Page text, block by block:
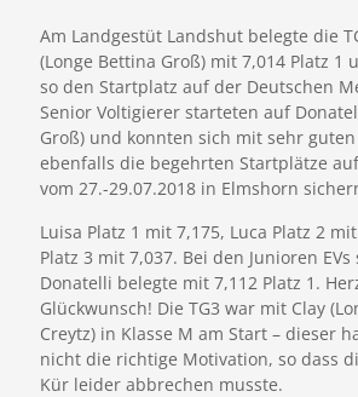
Am Landgestüt Landshut belegte die
(Longe Bettina Groß) mit 7,014 Platz 1
so den Startplatz auf der Deutschen
Senior Voltigierer starteten auf
Groß) und konnten sich mit sehr
ebenfalls die begehrten Startplätze
vom 27.-29.07.2018 in Elmshorn
Luisa Platz 1 mit 7,175, Luca Platz 2
Platz 3 mit 7,037. Bei den Junioren
Donatelli belegte mit 7,112 Platz 1.
Glückwunsch! Die TG3 war mit Clay
Creytz) in Klasse M am Start – dieser
nicht die richtige Motivation, so dass
Kür leider abbrechen musste.